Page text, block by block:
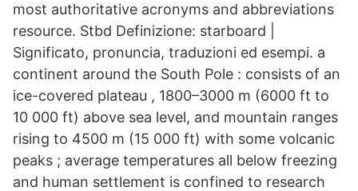
most authoritative acronyms and abbreviations
resource. Stbd Definizione: starboard |
Significato, pronuncia, traduzioni ed esempi. a
continent around the South Pole : consists of an
ice-covered plateau , 1800–3000 m (6000 ft to
10 000 ft) above sea level, and mountain ranges
rising to 4500 m (15 000 ft) with some volcanic
peaks ; average temperatures all below freezing
and human settlement is confined to research